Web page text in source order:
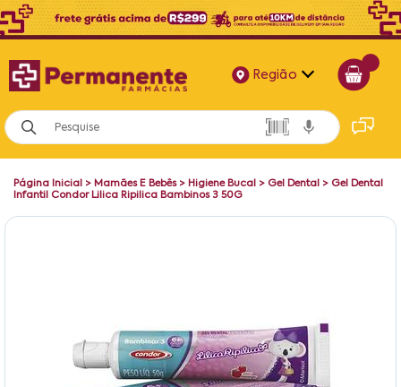
Região
Alagoas
Bahia
Página Inicial > Mamães E Bebês> Higiene Bucal > Gel Dental > Gel Dental
Infantil Condor Lilica Ripilica Bambinos 3 50G